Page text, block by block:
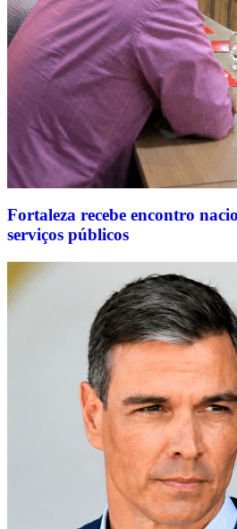
Fortaleza recebe encontro
serviços públicos